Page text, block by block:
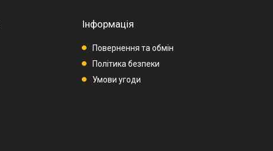
Інформація
Повернення та обмін
Політика безпеки
Умови угоди